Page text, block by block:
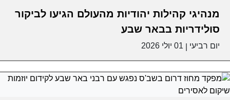
מנהיגי קהילות יהודיות מהעולם הגיעו לביקור
סולידריות בבאר שבע
יום רביעי 01 יולי 2026